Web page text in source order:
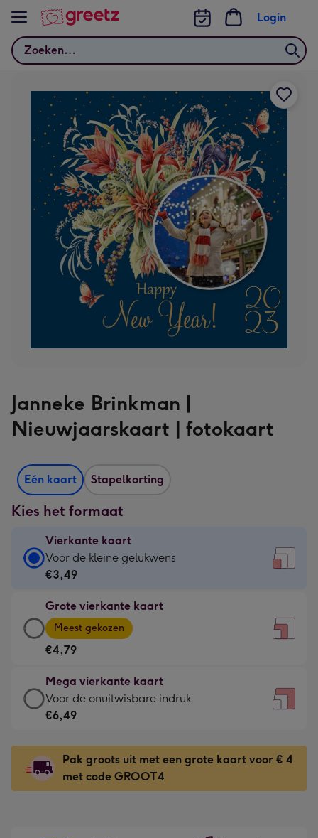
Bekijk meer
Zoeken
Login
Janneke Brinkman |
Nieuwjaarskaart | fotokaart
Eén kaart Stapelkorting
Kies het formaat
Vierkante kaart
Vierkante
kaart
€3,49
-
Voor
kleine
gelukwens
-
130
x
130
mm
Voor de kleine gelukwens
€3,49
Grote vierkante kaart
Grote
vierkante
kaart
-
€4,79
-
Meest
-
Dimensions:
167
Meest gekozen
€4,79
Mega vierkante kaart
Mega
vierkante
-
€6,49
-
Voor de onuitwisbare indruk
€6,49
Pak groots uit met een grote kaart voor € 4
met code GROOT4